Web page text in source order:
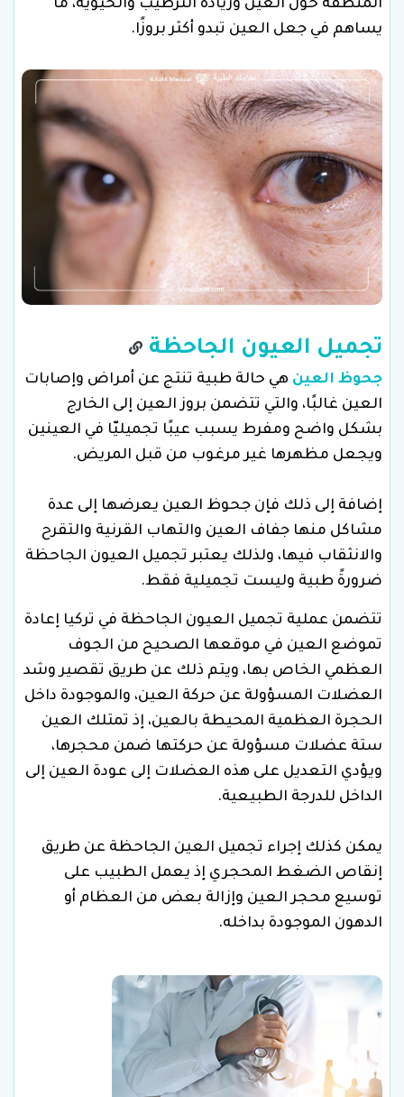
المنطقة حول العين وزيادة الترطيب والحيوية، ما
يساهم في جعل العين تبدو أكثر بروزًا.
تجميل العيون الجاحظة
جحوظ العين هي حالة طبية تنتج عن أمراض وإصابات
العين غالبًا، والتي تتضمن بروز العين إلى الخارج
بشكل واضح ومفرط يسبب عيبًا تجميليّا في العينين
ويجعل مظهرها غير مرغوب من قبل المريض.
إضافة إلى ذلك فإن جحوظ العين يعرضها إلى عدة
مشاكل منها جفاف العين والتهاب القرنية والتقرح
والانثقاب فيها، ولذلك يعتبر تجميل العيون الجاحظة
ضرورةً طبية وليست تجميلية فقط.
تتضمن عملية تجميل العيون الجاحظة في تركيا إعادة
تموضع العين في موقعها الصحيح من الجوف
العظمي الخاص بها، ويتم ذلك عن طريق تقصير وشد
العضلات المسؤولة عن حركة العين، والموجودة داخل
الحجرة العظمية المحيطة بالعين، إذ تمتلك العين
ستة عضلات مسؤولة عن حركتها ضمن محجرها،
ويؤدي التعديل على هذه العضلات إلى عودة العين إلى
الداخل للدرجة الطبيعية.
يمكن كذلك إجراء تجميل العين الجاحظة عن طريق
إنقاص الضغط المحجري إذ يعمل الطبيب على
توسيع محجر العين وإزالة بعض من العظام أو
الدهون الموجودة بداخله.